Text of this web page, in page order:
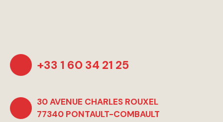
+33 1 60 34 21 25
30 AVENUE CHARLES ROUXEL
77340 PONTAULT-COMBAULT